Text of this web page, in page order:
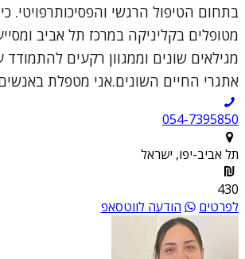
בתחום הטיפול הרגשי והפסיכותרפויטי.
מטופלים בקליניקה במרכז תל אביב
מגילאים שונים וממגוון רקעים
אתגרי החיים השונים.אני מטפלת
054-7395850
תל אביב-יפו, ישראל
430
לפרטים
הודעה לווטסאפ